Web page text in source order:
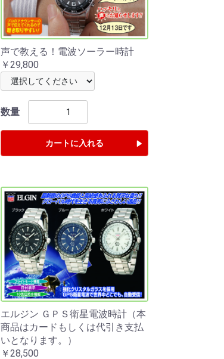
声で教える！電波ソーラー時計
￥29,800
数量
カートに入れる
エルジン ＧＰＳ衛星電波時計（本
商品はカードもしくは代引き支払
いとなります。）
￥28,500